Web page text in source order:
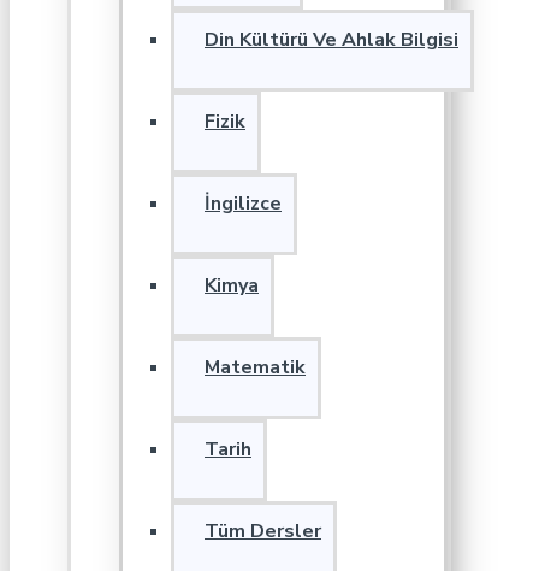
Din Kültürü Ve Ahlak Bilgisi
Fizik
İngilizce
Kimya
Matematik
Tarih
Tüm Dersler